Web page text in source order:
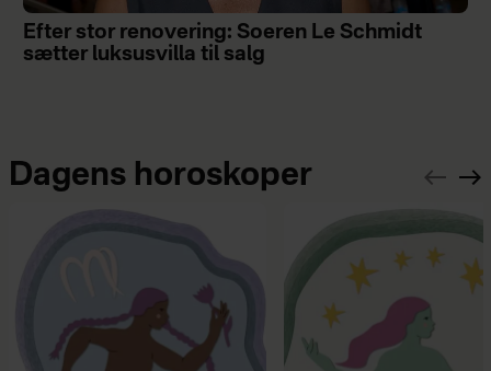
Efter stor renovering: Soeren Le Schmidt
sætter luksusvilla til salg
Dagens horoskoper